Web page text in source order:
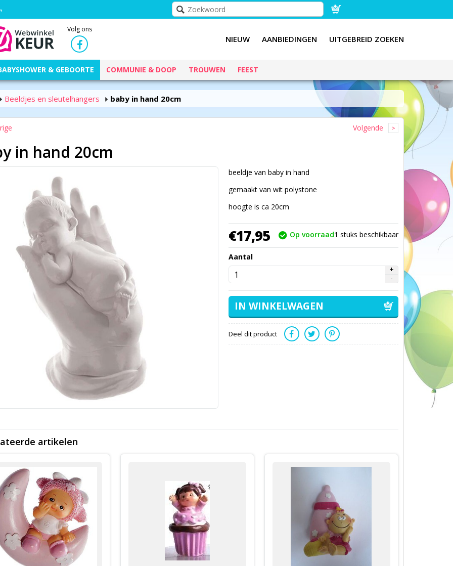
Volg ons
NIEUW AANBIEDINGEN UITGEBREID ZOEKEN
& GEBOORTE COMMUNIE & DOOP TROUWEN FEEST
Beeldjes en sleutelhangers baby in hand 20cm
Volgende
in hand 20cm
beeldje van baby in hand
gemaakt van wit polystone
hoogte is ca 20cm
€17,95 Op voorraad1 stuks beschikbaar
Aantal
Deel dit product
artikelen